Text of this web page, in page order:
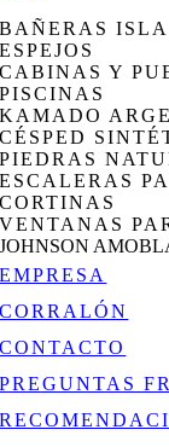
BAÑERAS ISLA
ESPEJOS
CABINAS Y
PISCINAS
KAMADO
CÉSPED
PIEDRAS
ESCALERAS
CORTINAS
VENTANAS
JOHNSON
EMPRESA
CORRALÓN
CONTACTO
PREGUNTAS